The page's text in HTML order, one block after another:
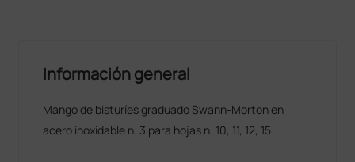
Información general
Mango de bisturíes graduado Swann-Morton en
acero inoxidable n. 3 para hojas n. 10, 11, 12, 15.